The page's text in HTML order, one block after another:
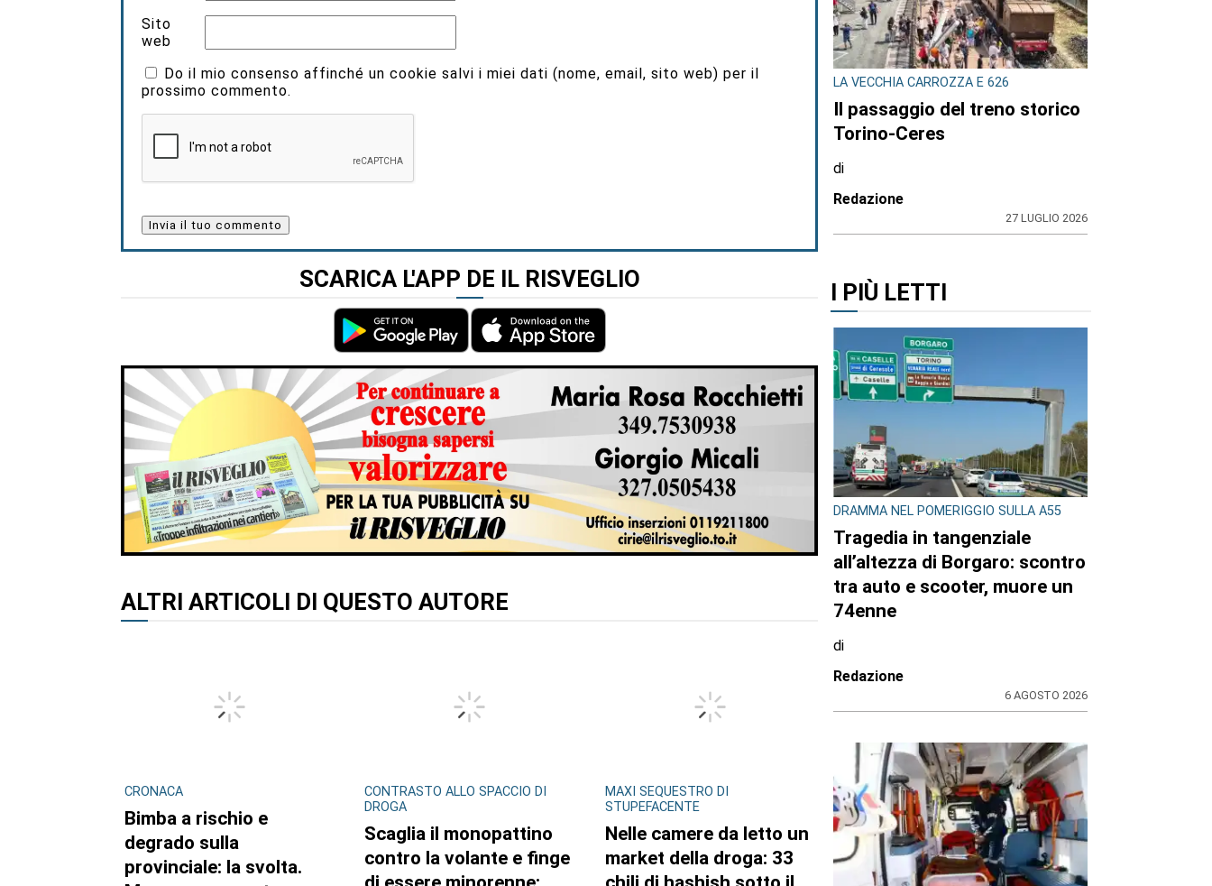
Sito
web
Do il mio consenso affinché un cookie salvi i miei dati (nome, email, sito web) per il
prossimo commento.
SCARICA L'APP DE IL RISVEGLIO
ALTRI ARTICOLI DI QUESTO AUTORE
CRONACA
Bimba a rischio e
degrado sulla
provinciale: la svolta.
CONTRASTO ALLO SPACCIO DI
DROGA
Scaglia il monopattino
contro la volante e finge
MAXI SEQUESTRO DI
STUPEFACENTE
Nelle camere da letto un
market della droga: 33
LA VECCHIA CARROZZA E 626
Il passaggio del treno storico
Torino-Ceres
di
Redazione
27 LUGLIO 2026
I PIÙ LETTI
DRAMMA NEL POMERIGGIO SULLA A55
Tragedia in tangenziale
all’altezza di Borgaro: scontro
tra auto e scooter, muore un
74enne
di
Redazione
6 AGOSTO 2026